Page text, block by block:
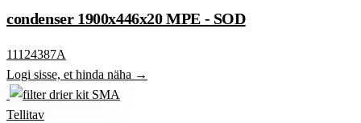
condenser 1900x446x20 MPE - SOD
11124387A
Logi sisse, et hinda näha →
Tellitav